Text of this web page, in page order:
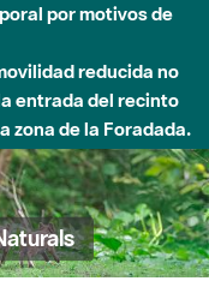
por motivos de
reducida no
entrada del recinto
zona de la Foradada.